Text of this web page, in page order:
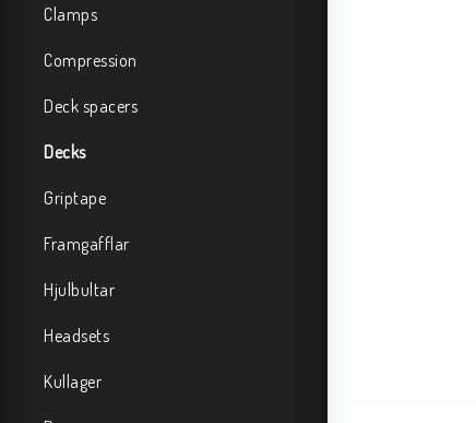
Clamps
Compression
Deck spacers
Decks
Griptape
Framgafflar
Hjulbultar
Headsets
Kullager